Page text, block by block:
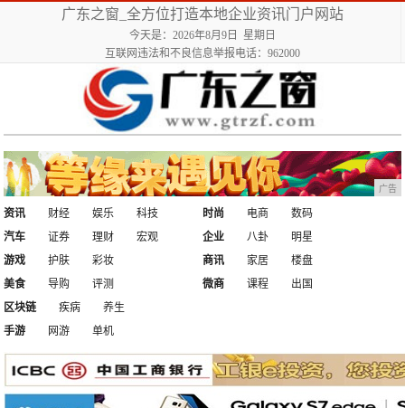
广东之窗_全方位打造本地企业资讯门户网站
今天是：2026年8月9日 星期日
互联网违法和不良信息举报电话：962000
广告
资讯 财经 娱乐
科技
汽车
证券 理财 宏观
时尚 电商
数码
企业
八卦
明星
游戏
护肤
彩妆
美食
导购 评测
商讯 家居
楼盘
微商
课程
出国
区块链
疾病
养生
手游
网游 单机